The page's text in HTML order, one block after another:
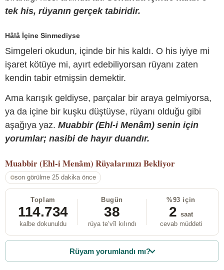
tek his, rüyanın gerçek tabiridir.
Hâlâ İçine Sinmediyse
Simgeleri okudun, içinde bir his kaldı. O his iyiye mi
işaret kötüye mi, ayırt edebiliyorsan rüyanı zaten
kendin tabir etmişsin demektir.
Ama karışık geldiyse, parçalar bir araya gelmiyorsa,
ya da içine bir kuşku düştüyse, rüyanı olduğu gibi
aşağıya yaz. Muabbir (Ehl-i Menâm) senin için
yorumlar; nasibi de hayır duandır.
Muabbir (Ehl-i Menâm) Rüyalarınızı Bekliyor
son görülme 25 dakika önce
Toplam
114.734
kalbe dokunuldu
Bugün
38
rüya te’vîl kılındı
%93 için
2 saat
cevab müddeti
Rüyam yorumlandı mı?